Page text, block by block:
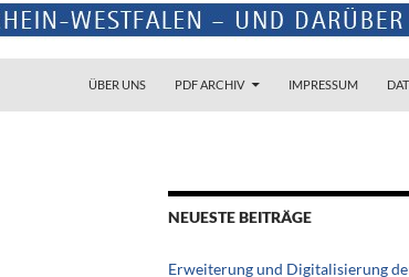
ÜBER UNS
PDF ARCHIV IMPRESSUM
NEUESTE BEITRÄGE
Erweiterung und Digitalisierung